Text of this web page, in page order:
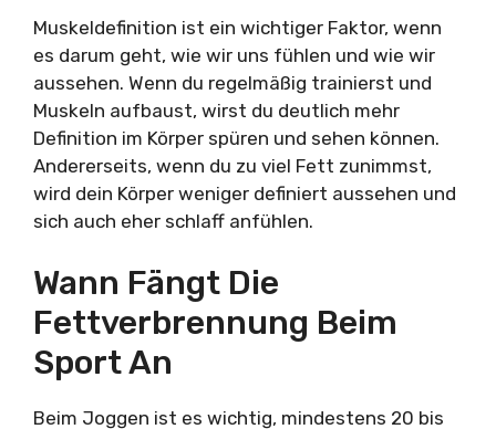
Muskeldefinition ist ein wichtiger Faktor, wenn
es darum geht, wie wir uns fühlen und wie wir
aussehen. Wenn du regelmäßig trainierst und
Muskeln aufbaust, wirst du deutlich mehr
Definition im Körper spüren und sehen können.
Andererseits, wenn du zu viel Fett zunimmst,
wird dein Körper weniger definiert aussehen und
sich auch eher schlaff anfühlen.
Wann Fängt Die
Fettverbrennung Beim
Sport An
Beim Joggen ist es wichtig, mindestens 20 bis